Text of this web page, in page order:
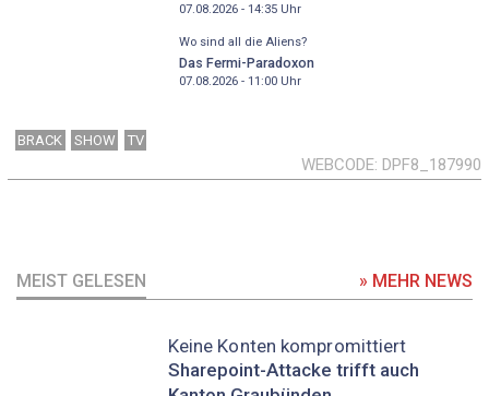
07.08.2026 - 14:35Uhr
Wo sind all die Aliens?
Das Fermi-Paradoxon
07.08.2026 - 11:00Uhr
BRACK SHOW TV
WEBCODE DPF8_187990
MEIST GELESEN » MEHR NEWS
Keine Konten kompromittiert
Sharepoint-Attacke trifft auch